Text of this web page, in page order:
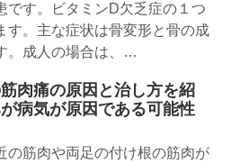
です。ビタミンD欠乏症の１つ
す。主な症状は骨変形と骨の成
。成人の場合は、…
肉痛の原因と治し方を紹
病気が原因である可能性
の筋肉や両足の付け根の筋肉が